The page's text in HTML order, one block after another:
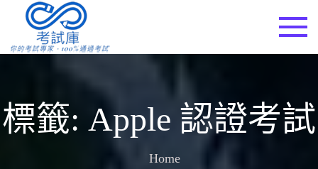
content
標籤: Apple 認證考試
Home